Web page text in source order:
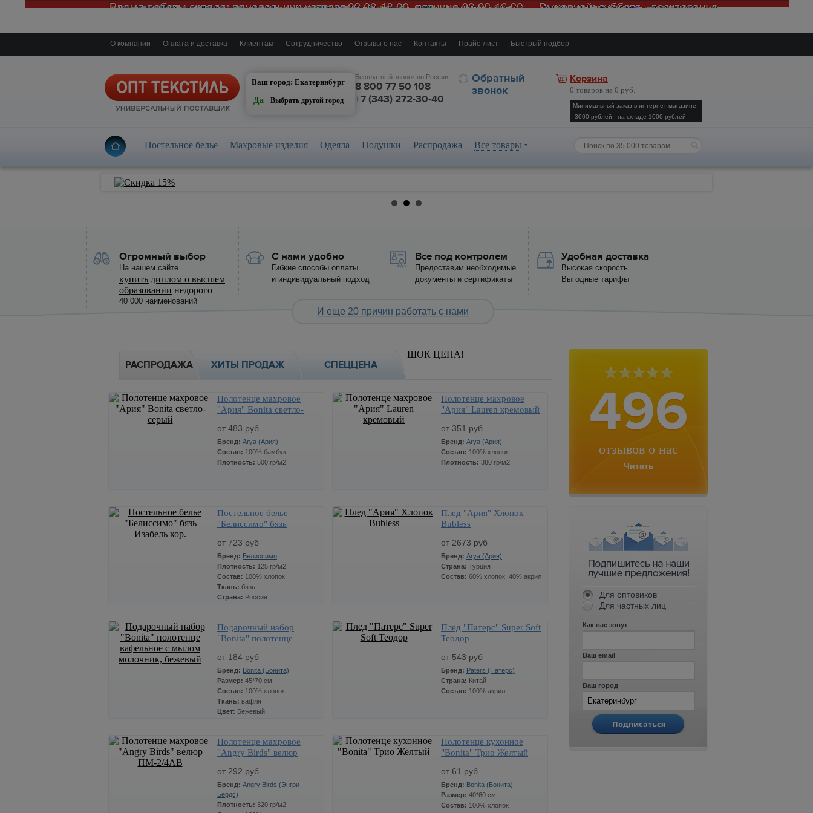
О компании Оплата и доставка Клиентам Сотрудничество Отзывы о нас Контакты Прайс-лист Быстрый подбор
Ваш город: Екатеринбург
Да
Выбрать другой город
Бесплатный звонок по России
8 800 77 50 108
+7 (343) 272-30-40
Обратный
звонок
Корзина
0 товаров на 0 руб.
Минимальный заказ в интернет-магазине
3000 рублей , на складе 1000 рублей
Постельное белье Махровые изделия Одеяла Подушки Распродажа Все товары
Огромный выбор
На нашем сайте
купить диплом о высшем
образовании недорого
40 000 наименований
С нами удобно
Гибкие способы оплаты
и индивидуальный подход
Все под контролем
Предоставим необходимые
документы и сертификаты
Удобная доставка
Высокая скорость
Выгодные тарифы
И еще 20 причин работать с нами
РАСПРОДАЖА ХИТЫ ПРОДАЖ СПЕЦЦЕНА
ШОК ЦЕНА!
Полотенце махровое
"Ария" Bonita светло-
от 483 руб
Бренд: Arya (Ария)
Состав: 100% бамбук
Плотность: 500 гр/м2
СТОП ЦЕНА
Размер:70*140 см.
Цена Количество
Полотенце махровое
"Ария" Lauren кремовый
от 351 руб
Бренд: Arya (Ария)
Состав: 100% хлопок
Плотность: 380 гр/м2
СТОП ЦЕНА
Размер:50*90 см.
Цена Количество
Цена Количество
Постельное белье
"Белиссимо" бязь
от 723 руб
Бренд: Белиссимо
Плотность: 125 гр/м2
Состав: 100% хлопок
Ткань: бязь
Страна: Россия
СТОП ЦЕНА
Размер:1,5 сп.
Артикул:1100А/1150А
Цена Количество
Плед "Ария" Хлопок
Bubless
от 2673 руб
Бренд: Arya (Ария)
Страна: Турция
Состав: 60% хлопок, 40% акрил
Размер:200*220 см.
2673 x
Подарочный набор
"Bonita" полотенце
молочник, бежевый
от 184 руб
Бренд: Bonita (Бонита)
Размер: 45*70 см.
Состав: 100% хлопок
Ткань: вафля
Цвет: Бежевый
СТОП ЦЕНА
Размер:45*70 см.
Цена Количество
Плед "Патерс" Super Soft
Теодор
от 543 руб
Бренд: Paters (Патерс)
Страна: Китай
Состав: 100% акрил
СТОП ЦЕНА
Размер:150*200 см.
Цена Количество
Цена Количество
Полотенце махровое
"Angry Birds" велюр
от 292 руб
Бренд: Angry Birds (Энгри
Бердс)
Плотность: 320 гр/м2
Полотенце кухонное
"Bonita" Трио Желтый
от 61 руб
Бренд: Bonita (Бонита)
Размер: 40*60 см.
Состав: 100% хлопок
496
отзывов о нас
Читать
Для оптовиков
Для частных лиц
Как вас зовут
Ваш email
Ваш город